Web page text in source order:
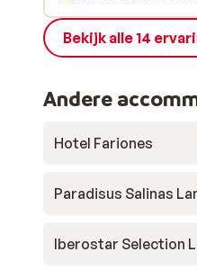
l'établissement
supplémentaire,
Bekijk alle 14
Andere
Hotel Fariones
Paradisus Salinas
Iberostar Selection